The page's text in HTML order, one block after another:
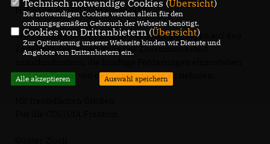
Höhe von 33.500 Euro ausbezahlt.
Wir beantragen die anteilige Förderung bezogen auf den
Zeitpunkt der Beendigung der Zusammenarbeit
und den Verein von der Zuschussliste zu nehmen.
Technisch notwendige Cookies (Übersicht)
Die notwendigen Cookies werden allein für den
ordnungsgemäßen Gebrauch der Webseite benötigt.
Cookies von Drittanbietern (Übersicht)
Zur Optimierung unserer Webseite binden wir Dienste und
Angebote von Drittanbietern ein.
Alle akzeptieren Auswahl speichern